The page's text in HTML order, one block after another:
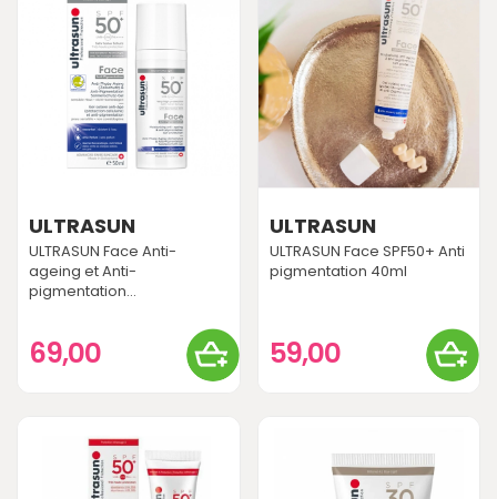
ULTRASUN
ULTRASUN Face Anti-
ageing et Anti-
pigmentation...
69,00
ULTRASUN
ULTRASUN Face SPF50+ Anti
pigmentation 40ml
59,00